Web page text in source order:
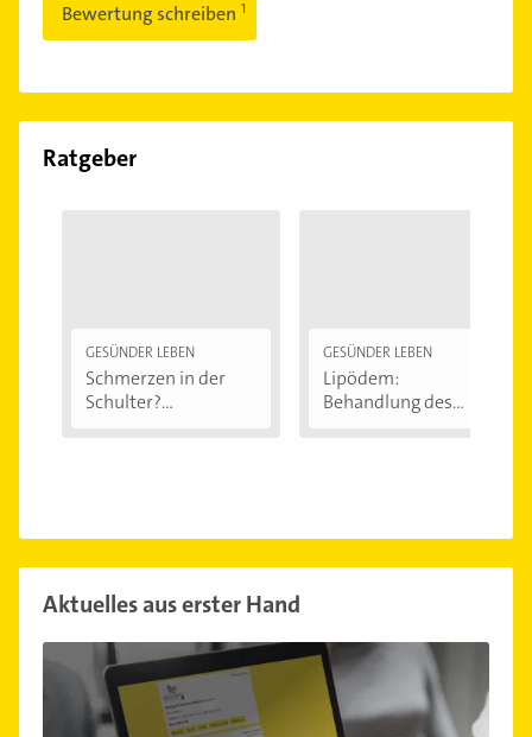
Bewertung schreiben
Ratgeber
GESÜNDER LEBEN
Schmerzen in der
Schulter?
GESÜNDER LEBEN
Lipödem:
Behandlung des
Aktuelles aus erster Hand